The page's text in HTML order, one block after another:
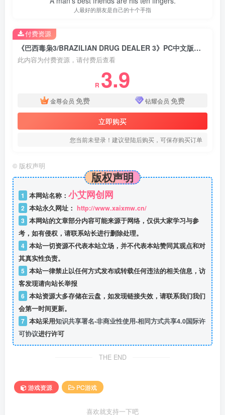
人最好的朋友是自己的十个手指
《巴西毒枭3/BRAZILIAN DRUG DEALER 3》PC中文版下载-含Build.21250235
此内容为付费资源，请付费后查看
R 3.9
金尊会员 免费 钻耀会员 免费
立即购买
您当前未登录！建议登陆后购买，可保存购买订单
付费资源
© 版权声明
版权声明
1 本网站名称： 小艾网创网
2 本站永久网址： http://www.xaixmw.cn/
3 本网站的文章部分内容可能来源于网络，仅供大家学习与参
考，如有侵权，请联系站长进行删除处理。
4 本站一切资源不代表本站立场，并不代表本站赞同其观点和对
其真实性负责。
5 本站一律禁止以任何方式发布或转载任何违法的相关信息，访
客发现请向站长举报
6 本站资源大多存储在云盘，如发现链接失效，请联系我们我们
会第一时间更新。
7 本站采用知识共享署名-非商业性使用-相同方式共享4.0国际许
可协议进行许可
THE END
游戏资源 PC游戏
喜欢就支持一下吧